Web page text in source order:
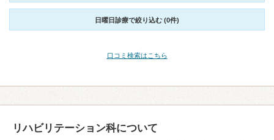
日曜日診療で絞り込む (0件)
口コミ検索はこちら
リハビリテーション科について